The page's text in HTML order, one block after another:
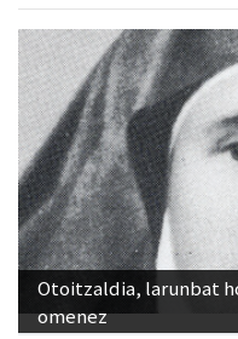
Otoitzaldia, larunbat
omenez